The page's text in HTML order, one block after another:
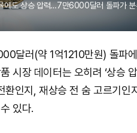
에도 상승 압력…7만6000달러 돌파가
달러(약 1억1210만원) 돌파에
시장 데이터는 오히려 ‘상승
환인지, 재상승 전 숨 고르기인
있다.